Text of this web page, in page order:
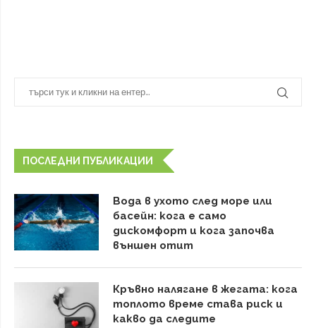
ПОСЛЕДНИ ПУБЛИКАЦИИ
Вода в ухото след море или
басейн: кога е само
дискомфорт и кога започва
външен отит
Кръвно налягане в жегата: кога
топлото време става риск и
какво да следите